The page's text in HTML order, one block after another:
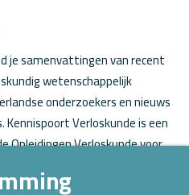
je samenvattingen van recent
wetenschappelijk
onderzoekers en nieuws
Verloskunde is een
Opleidingen Verloskunde voor